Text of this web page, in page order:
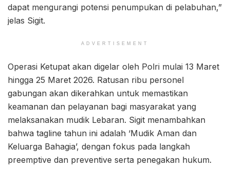
dapat mengurangi potensi penumpukan di pelabuhan,”
jelas Sigit.
ADVERTISEMENT
Operasi Ketupat akan digelar oleh Polri mulai 13 Maret
hingga 25 Maret 2026. Ratusan ribu personel
gabungan akan dikerahkan untuk memastikan
keamanan dan pelayanan bagi masyarakat yang
melaksanakan mudik Lebaran. Sigit menambahkan
bahwa tagline tahun ini adalah ‘Mudik Aman dan
Keluarga Bahagia’, dengan fokus pada langkah
preemptive dan preventive serta penegakan hukum.